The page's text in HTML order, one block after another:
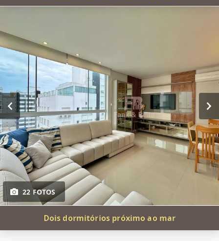
22 FOTOS
Dois dormitórios próximo ao mar